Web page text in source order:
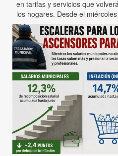
en tarifas y servicios que
los hogares. Desde el miércoles